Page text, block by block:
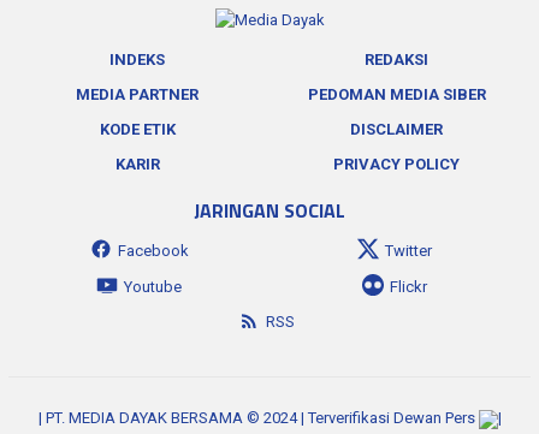
INDEKS
REDAKSI
MEDIA PARTNER
PEDOMAN MEDIA SIBER
KODE ETIK
DISCLAIMER
KARIR
PRIVACY POLICY
JARINGAN SOCIAL
Facebook
Twitter
Youtube
Flickr
RSS
| PT. MEDIA DAYAK BERSAMA © 2024 | Terverifikasi Dewan Pers
|